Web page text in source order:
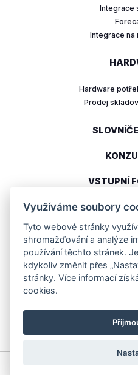
Integrace
Integrace na
Hardware
Prodej
VSTUPNÍ
Moderní cloudové
(+420)
186 00
Využíváme soubory
Tyto webové stránky
shromažďování a analýze
používání těchto stránek.
kdykoliv změnit přes
stránky. Více informací
cookies.